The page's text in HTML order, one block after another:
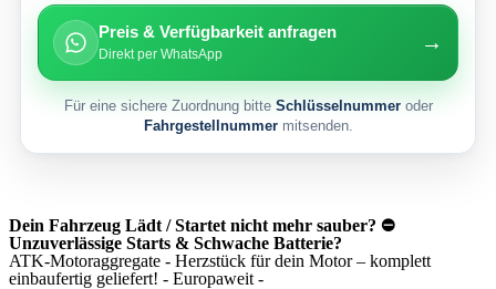
Preis & Verfügbarkeit anfragen
Direkt per WhatsApp →
Für eine sichere Zuordnung bitte Schlüsselnummeroder
Fahrgestellnummermitsenden.
Dein Fahrzeug Lädt / Startet nicht mehr sauber? ⛔
Unzuverlässige Starts & Schwache Batterie?
ATK-Motoraggregate - Herzstück für dein Motor – komplett
einbaufertig geliefert! - Europaweit -